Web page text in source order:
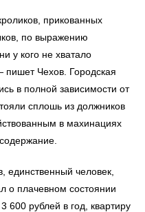
прикованных
по выражению
у кого не хватало
пишет Чехов. Городская
в полной зависимости от
сплошь из должников
в махинациях
единственный человек,
о плачевном состоянии
600 рублей в год, квартиру